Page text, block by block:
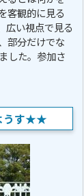
客観的に見る
広い視点で見る
部分だけでな
した。参加さ
うす★★